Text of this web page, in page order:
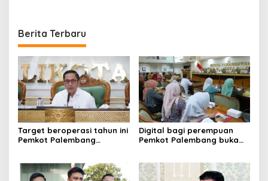
Berita Terbaru
Target beroperasi tahun ini
Pemkot Palembang
Digital bagi perempuan
Pemkot Palembang buka